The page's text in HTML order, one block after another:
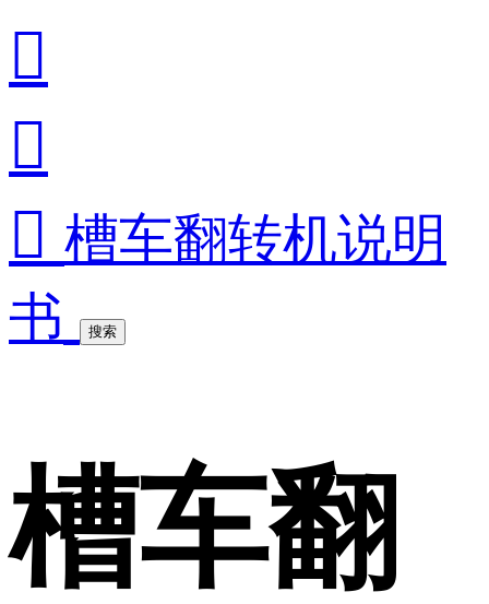


 槽车翻转机说明
书
搜索
槽车翻